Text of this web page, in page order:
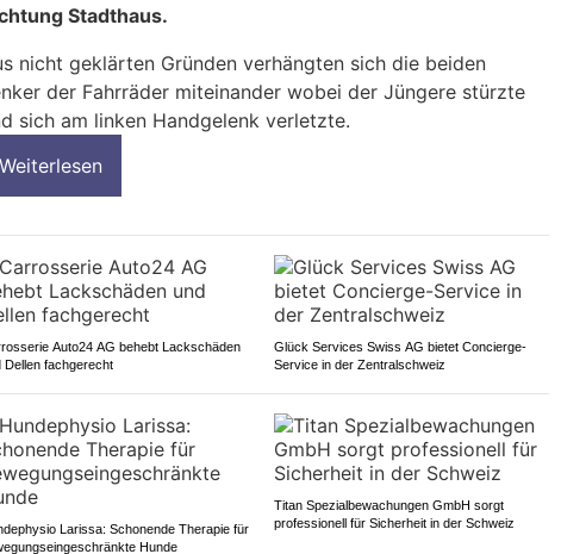
Stadthaus.
nicht geklärten Gründen verhängten sich die beiden
der Fahrräder miteinander wobei der Jüngere stürzte
sich am linken Handgelenk verletzte.
Weiterlesen
Auto24 AG behebt Lackschäden
Dellen fachgerecht
Glück Services Swiss AG bietet Concierge-
Service in der Zentralschweiz
Larissa: Schonende Therapie für
Hunde
Titan Spezialbewachungen GmbH sorgt
professionell für Sicherheit in der Schweiz